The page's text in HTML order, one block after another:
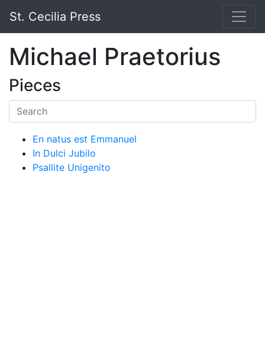
St. Cecilia Press
Michael Praetorius
Pieces
En natus est Emmanuel
In Dulci Jubilo
Psallite Unigenito